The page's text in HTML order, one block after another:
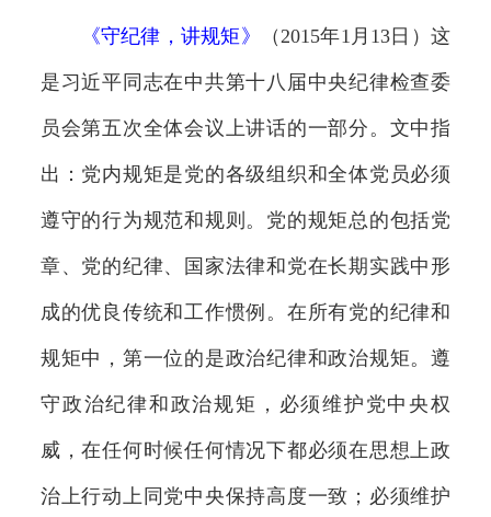
《守纪律，讲规矩》 （2015年1月13日）这
是习近平同志在中共第十八届中央纪律检查委
员会第五次全体会议上讲话的一部分。文中指
出：党内规矩是党的各级组织和全体党员必须
遵守的行为规范和规则。党的规矩总的包括党
章、党的纪律、国家法律和党在长期实践中形
成的优良传统和工作惯例。在所有党的纪律和
规矩中，第一位的是政治纪律和政治规矩。遵
守政治纪律和政治规矩，必须维护党中央权
威，在任何时候任何情况下都必须在思想上政
治上行动上同党中央保持高度一致；必须维护